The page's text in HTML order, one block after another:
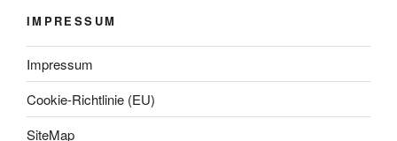
IMPRESSUM
Impressum
Cookie-Richtlinie (EU)
SiteMap